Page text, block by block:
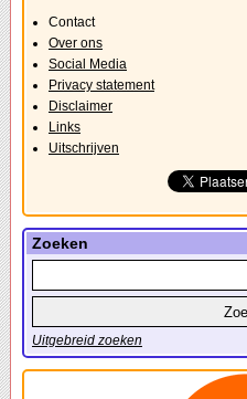
Contact
Over ons
Social Media
Privacy statement
Disclaimer
Links
Uitschrijven
Zoeken
Uitgebreid zoeken